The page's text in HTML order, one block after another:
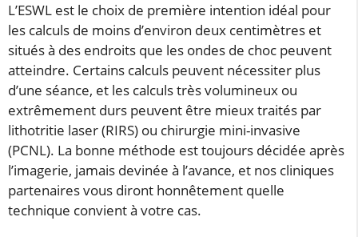
L’ESWL est le choix de première intention idéal pour
les calculs de moins d’environ deux centimètres et
situés à des endroits que les ondes de choc peuvent
atteindre. Certains calculs peuvent nécessiter plus
d’une séance, et les calculs très volumineux ou
extrêmement durs peuvent être mieux traités par
lithotritie laser (RIRS) ou chirurgie mini-invasive
(PCNL). La bonne méthode est toujours décidée après
l’imagerie, jamais devinée à l’avance, et nos cliniques
partenaires vous diront honnêtement quelle
technique convient à votre cas.